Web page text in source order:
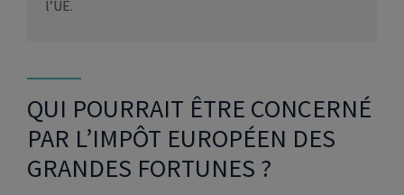
l’UE.
QUI POURRAIT ÊTRE CONCERNÉ
PAR L’IMPÔT EUROPÉEN DES
GRANDES FORTUNES ?